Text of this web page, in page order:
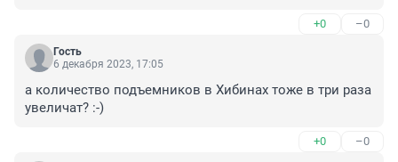
+0 –0
Гость
6 декабря 2023, 17:05
а количество подъемников в Хибинах тоже в три раза
увеличат? :-)
+0 –0